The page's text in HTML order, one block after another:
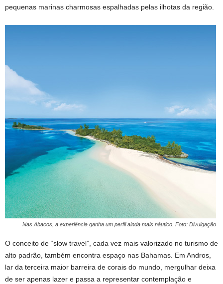
pequenas marinas charmosas espalhadas pelas ilhotas da região.
Nas Abacos, a experiência ganha um perfil ainda mais náutico. Foto: Divulgação
O conceito de “slow travel”, cada vez mais valorizado no turismo de
alto padrão, também encontra espaço nas Bahamas. Em Andros,
lar da terceira maior barreira de corais do mundo, mergulhar deixa
de ser apenas lazer e passa a representar contemplação e